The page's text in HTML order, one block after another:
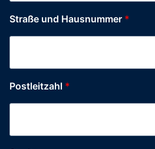
Straße und Hausnummer *
Postleitzahl *